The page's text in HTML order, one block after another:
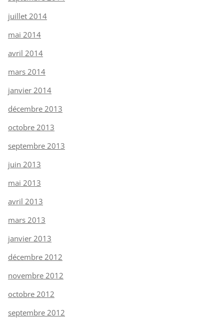
juillet 2014
mai 2014
avril 2014
mars 2014
janvier 2014
décembre 2013
octobre 2013
septembre 2013
juin 2013
mai 2013
avril 2013
mars 2013
janvier 2013
décembre 2012
novembre 2012
octobre 2012
septembre 2012